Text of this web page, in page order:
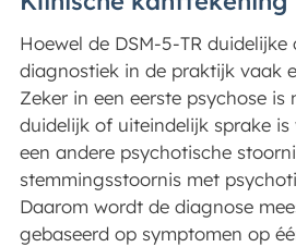
Hoewel de DSM-5-TR
diagnostiek in de praktijk vaak
Zeker in een eerste psychose
duidelijk of uiteindelijk sprake is
een andere psychotische
stemmingsstoornis met
Daarom wordt de diagnose
gebaseerd op symptomen op